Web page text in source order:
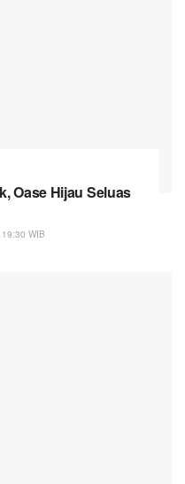
Oase Hijau Seluas
WIB